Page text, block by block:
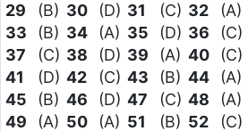
29
(B) 30 (D) 31 (C) 32
(A)
33
(B) 34 (A) 35 (D) 36
(C)
37
(C) 38 (D) 39 (A) 40
(C)
41
(D) 42 (C) 43 (B) 44
(A)
45
(B) 46 (D) 47 (C) 48
(A)
49
(A) 50 (A) 51 (B) 52
(C)